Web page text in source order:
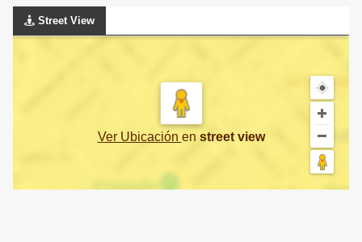
Street View
Ver Ubicación en street view